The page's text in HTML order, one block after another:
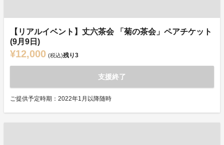
【リアルイベント】丈六茶会 「菊の茶会」ペアチケット
(9月9日)
¥12,000 (税込)残り3
支援終了
ご提供予定時期：2022年1月以降随時